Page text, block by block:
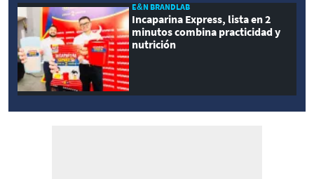
E&N BRANDLAB
Incaparina Express, lista en 2
minutos combina practicidad y
nutrición